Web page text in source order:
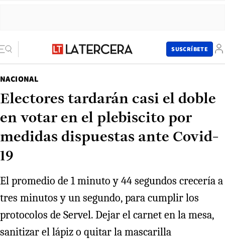
SUSCRÍBETE
NACIONAL
Electores tardarán casi el doble
en votar en el plebiscito por
medidas dispuestas ante Covid-
19
El promedio de 1 minuto y 44 segundos crecería a
tres minutos y un segundo, para cumplir los
protocolos de Servel. Dejar el carnet en la mesa,
sanitizar el lápiz o quitar la mascarilla